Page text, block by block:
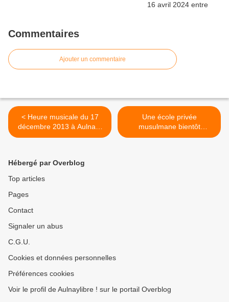
Commentaires
Ajouter un commentaire
< Heure musicale du 17
décembre 2013 à Aulnay-
sous-Bois : récital flûte et
Une école privée
musulmane bientôt
construite à Aulnay-sous-
Hébergé par Overblog
Top articles
Pages
Contact
Signaler un abus
C.G.U.
Cookies et données personnelles
Préférences cookies
Voir le profil de Aulnaylibre ! sur le portail Overblog